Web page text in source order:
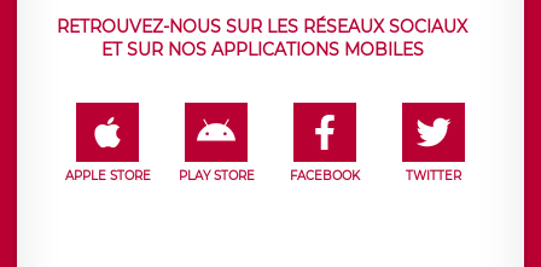
RETROUVEZ-NOUS SUR LES RÉSEAUX SOCIAUX
ET SUR NOS APPLICATIONS MOBILES
APPLE STORE PLAY STORE FACEBOOK TWITTER